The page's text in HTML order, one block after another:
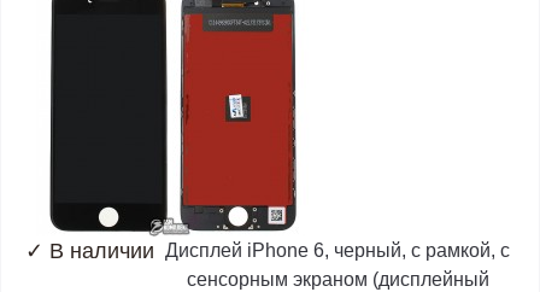
✓ В наличии Дисплей iPhone 6, черный, с рамкой, с
сенсорным экраном (дисплейный